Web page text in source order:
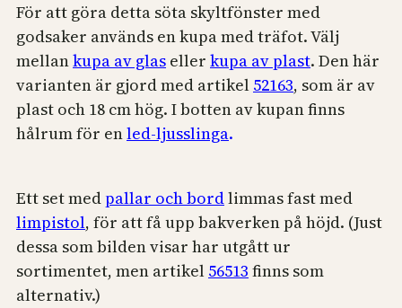
För att göra detta söta skyltfönster med
godsaker används en kupa med träfot. Välj
mellankupa av glas eller kupa av plast. Den här
varianten är gjord med artikel 52163, som är av
plast och 18 cm hög. I botten av kupan finns
hålrum för enled-ljusslinga.
Ett set medpallar och bordlimmas fast med
limpistol, för att få upp bakverken på höjd. (Just
dessa som bilden visar har utgått ur
sortimentet, men artikel 56513 finns som
alternativ.)